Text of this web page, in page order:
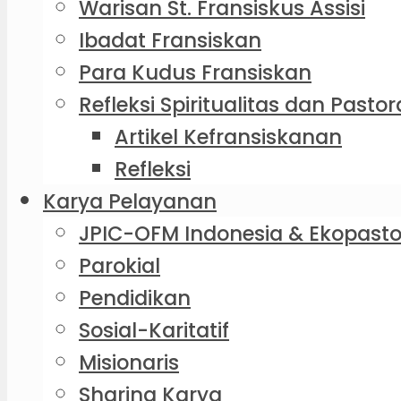
Warisan St. Fransiskus Assisi
Ibadat Fransiskan
Para Kudus Fransiskan
Refleksi Spiritualitas dan
Artikel Kefransiskanan
Refleksi
Karya Pelayanan
JPIC-OFM Indonesia &
Parokial
Pendidikan
Sosial-Karitatif
Misionaris
Sharing Karya